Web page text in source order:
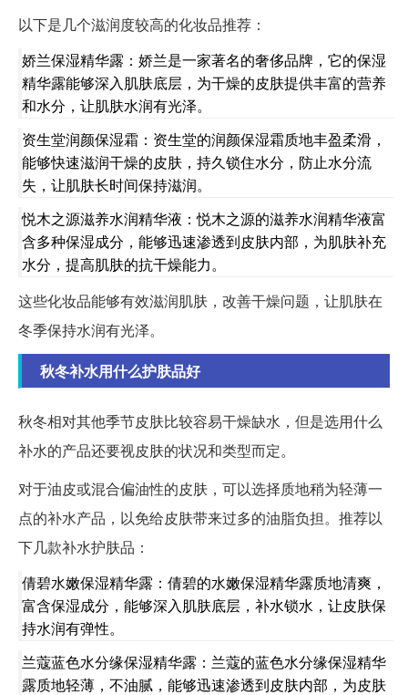
以下是几个滋润度较高的化妆品推荐：
娇兰保湿精华露：娇兰是一家著名的奢侈品牌，它的保湿
精华露能够深入肌肤底层，为干燥的皮肤提供丰富的营养
和水分，让肌肤水润有光泽。
资生堂润颜保湿霜：资生堂的润颜保湿霜质地丰盈柔滑，
能够快速滋润干燥的皮肤，持久锁住水分，防止水分流
失，让肌肤长时间保持滋润。
悦木之源滋养水润精华液：悦木之源的滋养水润精华液富
含多种保湿成分，能够迅速渗透到皮肤内部，为肌肤补充
水分，提高肌肤的抗干燥能力。
这些化妆品能够有效滋润肌肤，改善干燥问题，让肌肤在
冬季保持水润有光泽。
秋冬补水用什么护肤品好
秋冬相对其他季节皮肤比较容易干燥缺水，但是选用什么
补水的产品还要视皮肤的状况和类型而定。
对于油皮或混合偏油性的皮肤，可以选择质地稍为轻薄一
点的补水产品，以免给皮肤带来过多的油脂负担。推荐以
下几款补水护肤品：
倩碧水嫩保湿精华露：倩碧的水嫩保湿精华露质地清爽，
富含保湿成分，能够深入肌肤底层，补水锁水，让皮肤保
持水润有弹性。
兰蔻蓝色水分缘保湿精华露：兰蔻的蓝色水分缘保湿精华
露质地轻薄，不油腻，能够迅速渗透到皮肤内部，为皮肤